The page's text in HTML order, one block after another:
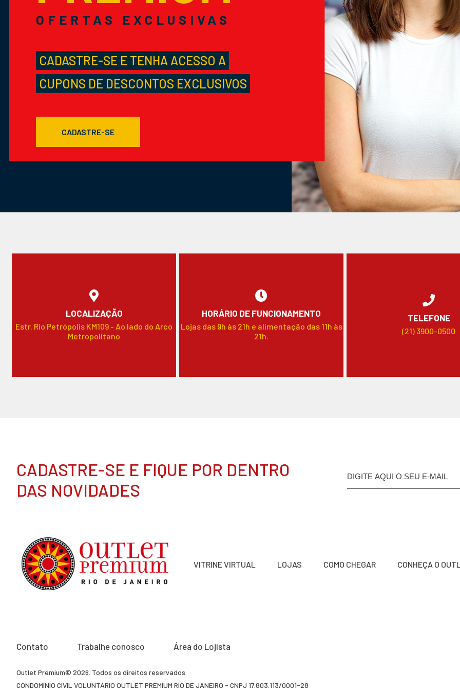
OFERTAS EXCLUSIVAS
CADASTRE-SE E TENHA ACESSO A
CUPONS DE DESCONTOS EXCLUSIVOS
CADASTRE-SE
LOCALIZAÇÃO
Estr. Rio Petrópolis KM109 - Ao lado do Arco
Metropolitano
HORÁRIO DE FUNCIONAMENTO
Lojas das 9h às 21h e alimentação das 11h às
21h.
TELEFONE
(21) 3900-0500
CADASTRE-SE E FIQUE POR DENTRO
DAS NOVIDADES
VITRINE VIRTUAL LOJAS COMO CHEGAR CONHEÇA O
Contato Trabalhe conosco Área do Lojista
Outlet Premium© 2026. Todos os direitos reservados
CONDOMÍNIO CIVIL VOLUNTÁRIO OUTLET PREMIUM RIO DE JANEIRO - CNPJ 17.803.113/0001-28